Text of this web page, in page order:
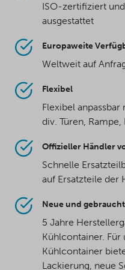
ISO-zertifiziert
ausgestattet
Europaweite
Weltweit auf
Flexibel
Flexibel anpassbar
div. Türen,
Offizieller Händler
Schnelle
auf Ersatzteile der
Neue und
5 Jahre
Kühlcontainer.
Kühlcontainer
Lackierung, neue